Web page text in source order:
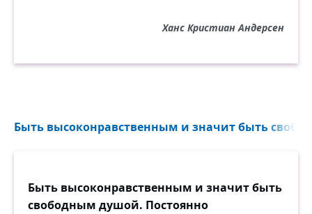
Ханс Кристиан Андерсен
Быть высоконравственным и значит быть
Быть высоконравственным и значит быть
свободным душой. Постоянно